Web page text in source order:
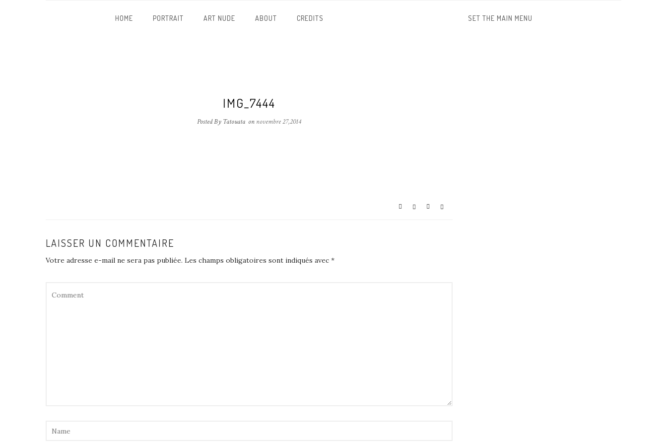
HOME PORTRAIT ART NUDE ABOUT CREDITS SET THE MAIN MENU
IMG_7444
Posted By Tatouata on novembre 27,2014
LAISSER UN COMMENTAIRE
Votre adresse e-mail ne sera pas publiée. Les champs obligatoires sont indiqués avec *